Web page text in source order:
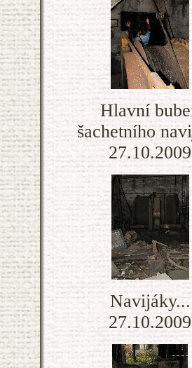
Hlavní
šachetního
27.10.2009
Navijáky...
27.10.2009